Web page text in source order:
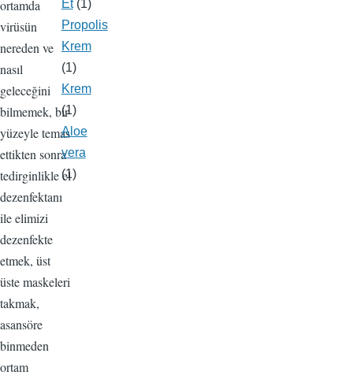
ortamda
virüsün
nereden ve
nasıl
geleceğini
bilmemek, bir
yüzeyle temas
ettikten sonra
tedirginlikle el
dezenfektanı
ile elimizi
dezenfekte
etmek, üst
üste maskeleri
takmak,
asansöre
binmeden
ortam
Et(1)
Propolis
Krem
(1)
Krem
(1)
Aloe
vera
(1)